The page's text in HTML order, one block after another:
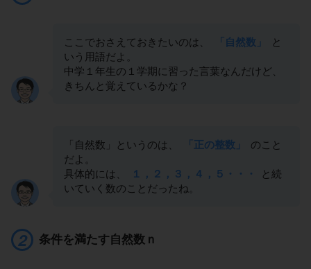
ここでおさえておきたいのは、 「自然数」
と
いう用語だよ。
中学１年生の１学期に習った言葉なんだけど、
きちんと覚えているかな？
「自然数」というのは、 「正の整数」
のこと
だよ。
具体的には、
１，２，３，４，５・・・
と続
いていく数のことだったね。
条件を満たす自然数ｎ